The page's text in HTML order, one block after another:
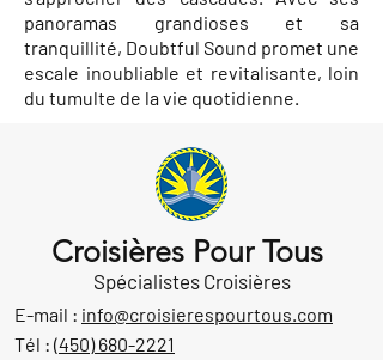
panoramas grandioses et sa
tranquillité, Doubtful Sound promet une
escale inoubliable et revitalisante, loin
du tumulte de la vie quotidienne.
Croisières Pour Tous
Spécialistes Croisières
E-mail : info@croisierespourtous.com
Tél : (450) 680-2221